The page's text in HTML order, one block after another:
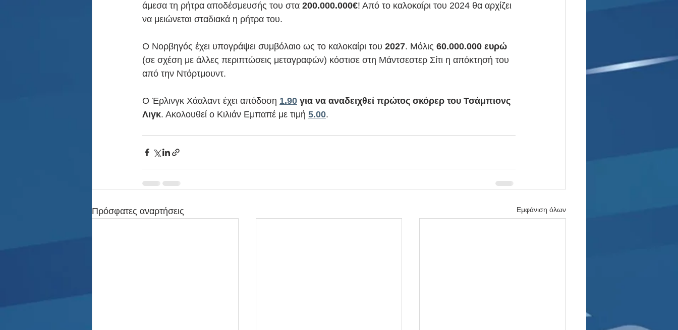
άμεσα τη ρήτρα αποδέσμευσής του στα 200.000.000€! Από το καλοκαίρι του 2024 θα αρχίζει
να μειώνεται σταδιακά η ρήτρα του.
Ο Νορβηγός έχει υπογράψει συμβόλαιο ως το καλοκαίρι του 2027. Μόλις 60.000.000 ευρώ
(σε σχέση με άλλες περιπτώσεις μεταγραφών) κόστισε στη Μάντσεστερ Σίτι η απόκτησή του
από την Ντόρτμουντ.
Ο Έρλινγκ Χάαλαντ έχει απόδοση 1.90 για να αναδειχθεί πρώτος σκόρερ του Τσάμπιονς
Λιγκ. Ακολουθεί ο Κιλιάν Εμπαπέ με τιμή 5.00.
Πρόσφατες αναρτήσεις Εμφάνιση όλων